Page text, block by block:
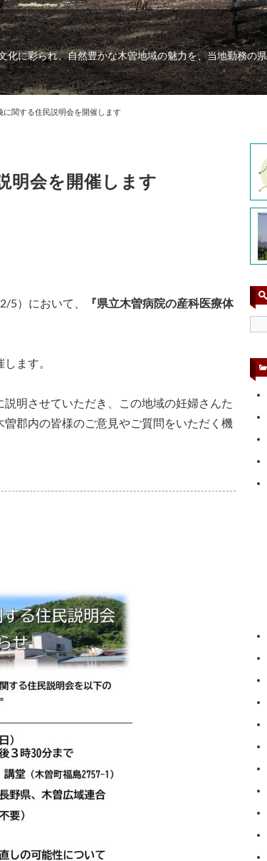
に彩られ、自然豊かな木曽地域の魅力を、当地勤務の
に関する住民説明会を開催します
明会を開催します
5）において、
『県立木曽病院の産科医療体
ます。
明させていただき、この地域の妊婦さんた
郡内の皆様のご意見やご質問をいただく機